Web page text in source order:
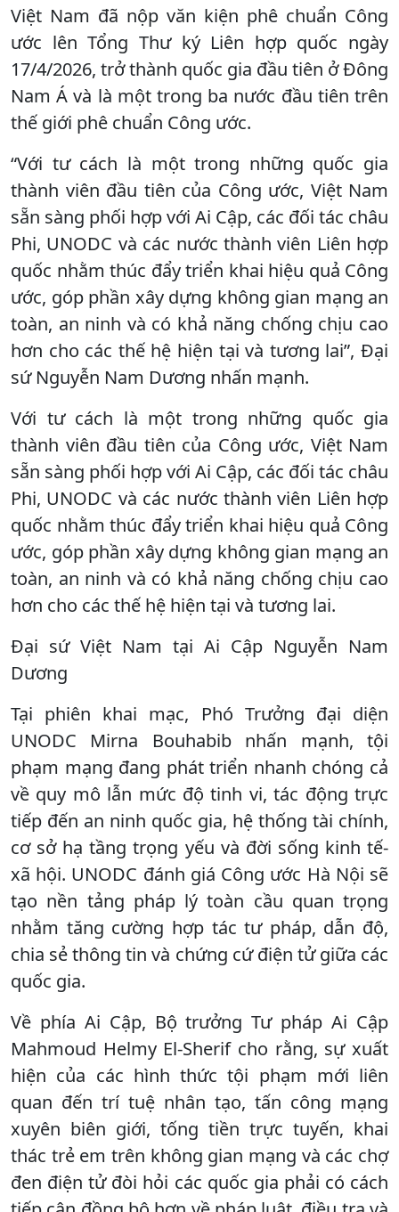
Việt Nam đã nộp văn kiện phê chuẩn Công
ước lên Tổng Thư ký Liên hợp quốc ngày
17/4/2026, trở thành quốc gia đầu tiên ở Đông
Nam Á và là một trong ba nước đầu tiên trên
thế giới phê chuẩn Công ước.
“Với tư cách là một trong những quốc gia
thành viên đầu tiên của Công ước, Việt Nam
sẵn sàng phối hợp với Ai Cập, các đối tác châu
Phi, UNODC và các nước thành viên Liên hợp
quốc nhằm thúc đẩy triển khai hiệu quả Công
ước, góp phần xây dựng không gian mạng an
toàn, an ninh và có khả năng chống chịu cao
hơn cho các thế hệ hiện tại và tương lai”, Đại
sứ Nguyễn Nam Dương nhấn mạnh.
​Với tư cách là một trong những quốc gia
thành viên đầu tiên của Công ước, Việt Nam
sẵn sàng phối hợp với Ai Cập, các đối tác châu
Phi, UNODC và các nước thành viên Liên hợp
quốc nhằm thúc đẩy triển khai hiệu quả Công
ước, góp phần xây dựng không gian mạng an
toàn, an ninh và có khả năng chống chịu cao
hơn cho các thế hệ hiện tại và tương lai.
Đại sứ Việt Nam tại Ai Cập Nguyễn Nam
Dương
Tại phiên khai mạc, Phó Trưởng đại diện
UNODC Mirna Bouhabib nhấn mạnh, tội
phạm mạng đang phát triển nhanh chóng cả
về quy mô lẫn mức độ tinh vi, tác động trực
tiếp đến an ninh quốc gia, hệ thống tài chính,
cơ sở hạ tầng trọng yếu và đời sống kinh tế-
xã hội. UNODC đánh giá Công ước Hà Nội sẽ
tạo nền tảng pháp lý toàn cầu quan trọng
nhằm tăng cường hợp tác tư pháp, dẫn độ,
chia sẻ thông tin và chứng cứ điện tử giữa các
quốc gia.
Về phía Ai Cập, Bộ trưởng Tư pháp Ai Cập
Mahmoud Helmy El-Sherif cho rằng, sự xuất
hiện của các hình thức tội phạm mới liên
quan đến trí tuệ nhân tạo, tấn công mạng
xuyên biên giới, tống tiền trực tuyến, khai
thác trẻ em trên không gian mạng và các chợ
đen điện tử đòi hỏi các quốc gia phải có cách